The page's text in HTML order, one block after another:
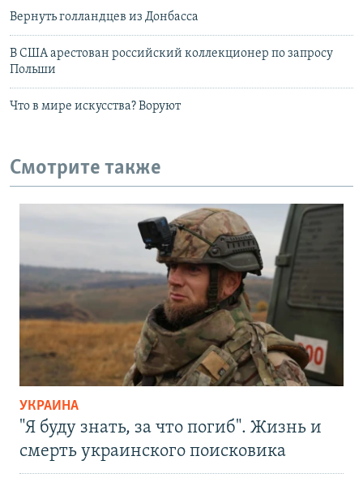
Вернуть голландцев из Донбасса
В США арестован российский коллекционер по запросу
Польши
Что в мире искусства? Воруют
Смотрите также
УКРАИНА
"Я буду знать, за что погиб". Жизнь и
смерть украинского поисковика